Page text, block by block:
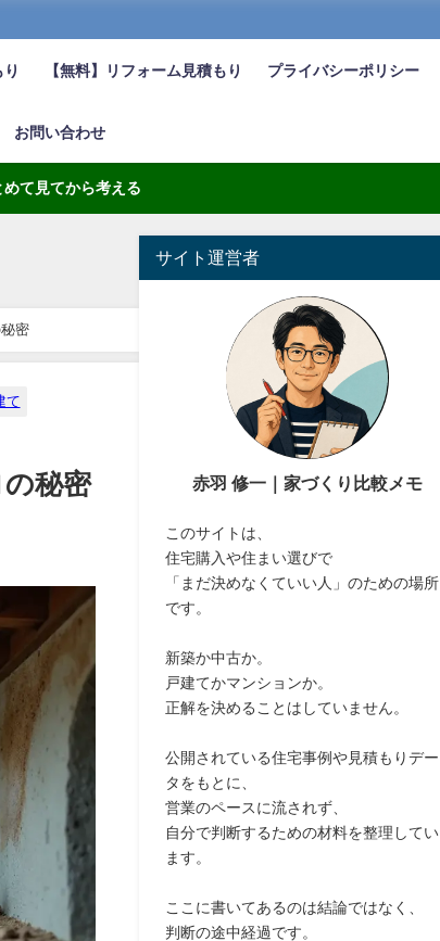
【無料】リフォーム見積もり プライバシーポリシー
お問い合わせ
て見てから考える
密
て
秘密
サイト運営者
赤羽 修一｜家づくり比較メモ
このサイトは、
住宅購入や住まい選びで
「まだ決めなくていい人」のための場所
です。
新築か中古か。
戸建てかマンションか。
正解を決めることはしていません。
公開されている住宅事例や見積もりデー
タをもとに、
営業のペースに流されず、
自分で判断するための材料を整理してい
ます。
ここに書いてあるのは結論ではなく、
判断の途中経過です。